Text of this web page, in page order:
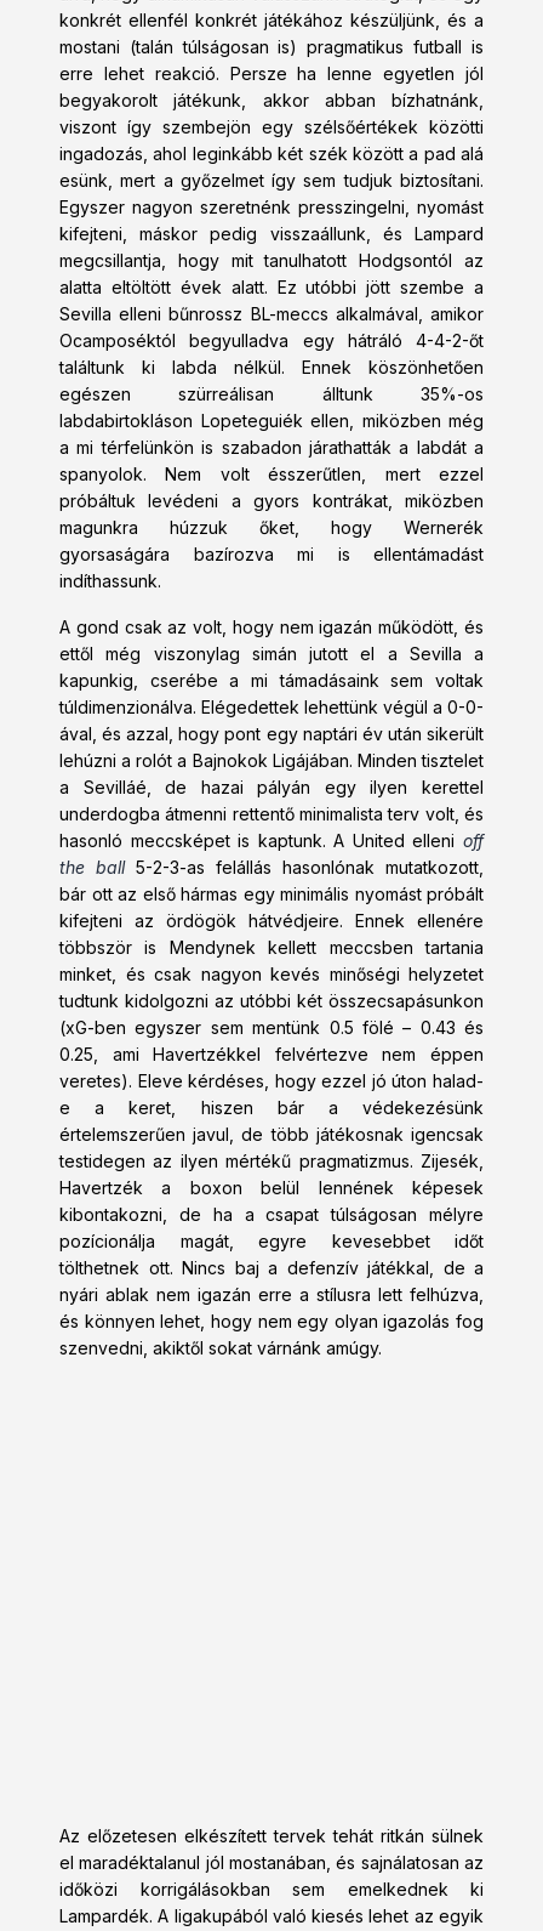
konkrét ellenfél konkrét játékához készüljünk, és a
mostani (talán túlságosan is) pragmatikus futball is
erre lehet reakció. Persze ha lenne egyetlen jól
begyakorolt játékunk, akkor abban bízhatnánk,
viszont így szembejön egy szélsőértékek közötti
ingadozás, ahol leginkább két szék között a pad alá
esünk, mert a győzelmet így sem tudjuk biztosítani.
Egyszer nagyon szeretnénk presszingelni, nyomást
kifejteni, máskor pedig visszaállunk, és Lampard
megcsillantja, hogy mit tanulhatott Hodgsontól az
alatta eltöltött évek alatt. Ez utóbbi jött szembe a
Sevilla elleni bűnrossz BL-meccs alkalmával, amikor
Ocamposéktól begyulladva egy hátráló 4-4-2-őt
találtunk ki labda nélkül. Ennek köszönhetően
egészen szürreálisan álltunk 35%-os
labdabirtokláson Lopeteguiék ellen, miközben még
a mi térfelünkön is szabadon járathatták a labdát a
spanyolok. Nem volt ésszerűtlen, mert ezzel
próbáltuk levédeni a gyors kontrákat, miközben
magunkra húzzuk őket, hogy Wernerék
gyorsaságára bazírozva mi is ellentámadást
indíthassunk.
A gond csak az volt, hogy nem igazán működött, és
ettől még viszonylag simán jutott el a Sevilla a
kapunkig, cserébe a mi támadásaink sem voltak
túldimenzionálva. Elégedettek lehettünk végül a 0-0-
ával, és azzal, hogy pont egy naptári év után sikerült
lehúzni a rolót a Bajnokok Ligájában. Minden tisztelet
a Sevilláé, de hazai pályán egy ilyen kerettel
underdogba átmenni rettentő minimalista terv volt, és
hasonló meccsképet is kaptunk. A United elleni off
the ball5-2-3-as felállás hasonlónak mutatkozott,
bár ott az első hármas egy minimális nyomást próbált
kifejteni az ördögök hátvédjeire. Ennek ellenére
többször is Mendynek kellett meccsben tartania
minket, és csak nagyon kevés minőségi helyzetet
tudtunk kidolgozni az utóbbi két összecsapásunkon
(xG-ben egyszer sem mentünk 0.5 fölé – 0.43 és
0.25, ami Havertzékkel felvértezve nem éppen
veretes). Eleve kérdéses, hogy ezzel jó úton halad-
e a keret, hiszen bár a védekezésünk
értelemszerűen javul, de több játékosnak igencsak
testidegen az ilyen mértékű pragmatizmus. Zijesék,
Havertzék a boxon belül lennének képesek
kibontakozni, de ha a csapat túlságosan mélyre
pozícionálja magát, egyre kevesebbet időt
tölthetnek ott. Nincs baj a defenzív játékkal, de a
nyári ablak nem igazán erre a stílusra lett felhúzva,
és könnyen lehet, hogy nem egy olyan igazolás fog
szenvedni, akiktől sokat várnánk amúgy.
Az előzetesen elkészített tervek tehát ritkán sülnek
el maradéktalanul jól mostanában, és sajnálatosan az
időközi korrigálásokban sem emelkednek ki
Lampardék. A ligakupából való kiesés lehet az egyik